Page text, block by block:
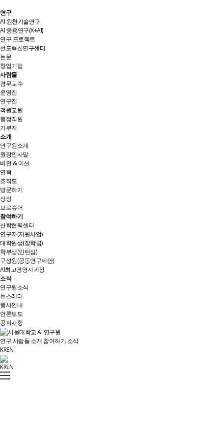
연구
AI 원천기술연구
AI 응용연구(X+AI)
연구 프로젝트
선도혁신연구센터
논문
창업기업
사람들
겸무교수
운영진
연구진
객원교원
행정직원
기부자
소개
연구원소개
원장인사말
비전 & 미션
연혁
조직도
방문하기
상징
브로슈어
참여하기
산학협력센터
연구자(지원사업)
대학원생(장학금)
학부생(인턴십)
구성원(공동연구제안)
AI최고경영자과정
소식
연구원소식
뉴스레터
행사안내
언론보도
공지사항
연구사람들 소개 참여하기 소식
KREN
KREN